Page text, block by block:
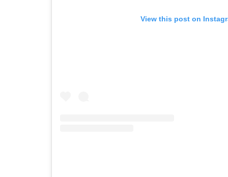
View this post on